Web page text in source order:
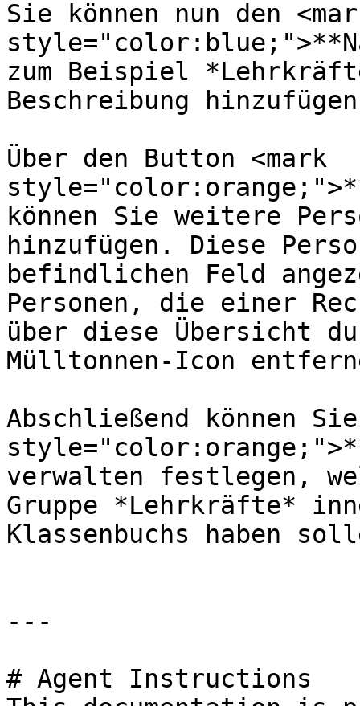
Sie können nun den
zum Beispiel
Beschreibung
Über den Button <mark
können Sie weitere
hinzufügen. Diese
befindlichen Feld
Personen, die einer
über diese Übersicht
Mülltonnen-Icon
Abschließend können
verwalten festlegen,
Gruppe *Lehrkräfte*
Klassenbuchs haben
---
# Agent Instructions